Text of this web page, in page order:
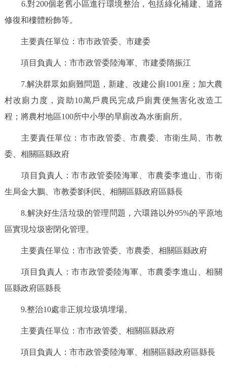
6.對200個老舊小區進行環境整治，包括綠化補建、道路
修復和樓體粉飾等。
主要責任單位：市市政管委、市建委
項目負責人：市市政管委陸海軍、市建委隋振江
7.解決群眾如廁難問題，新建、改建公廁1001座；加大農
村改廁力度，資助10萬戶農民完成戶廁糞便無害化改造工
程；將農村地區100所中小學的旱廁改為水衝廁所。
主要責任單位：市市政管委、市農委、市衛生局、市教
委、相關區縣政府
項目負責人：市市政管委陸海軍、市農委李進山、市衛
生局金大鵬、市教委劉利民、相關區縣政府區縣長
8.解決好生活垃圾的管理問題，六環路以外95%的平原地
區實現垃圾密閉化管理。
主要責任單位：市市政管委、市農委、相關區縣政府
項目負責人：市市政管委陸海軍、市農委李進山、相關
區縣政府區縣長
9.整治10處非正規垃圾填埋場。
主要責任單位：市市政管委、相關區縣政府
項目負責人：市市政管委陸海軍、相關區縣政府區縣長